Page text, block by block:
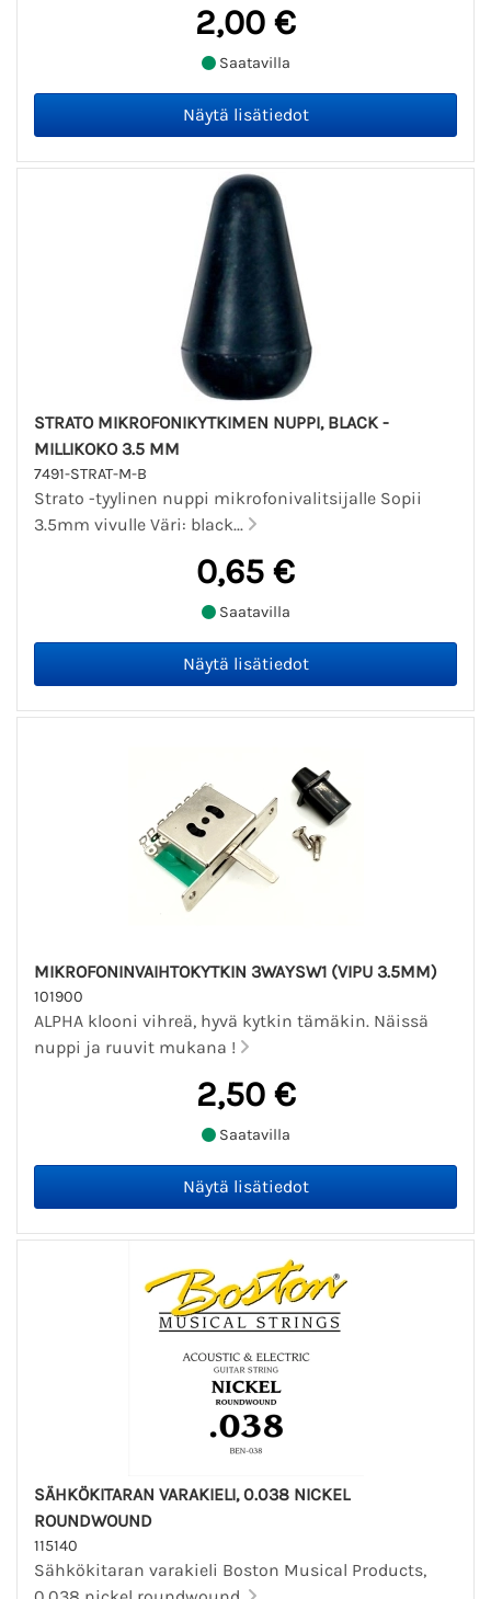
2,00 €
Saatavilla
STRATO MIKROFONIKYTKIMEN NUPPI, BLACK -
MILLIKOKO 3.5 MM
7491-STRAT-M-B
Strato -tyylinen nuppi mikrofonivalitsijalle Sopii
3.5mm vivulle Väri: black...
0,65 €
Saatavilla
MIKROFONINVAIHTOKYTKIN 3WAYSW1 (VIPU 3.5MM)
101900
ALPHA klooni vihreä, hyvä kytkin tämäkin. Näissä
nuppi ja ruuvit mukana !
2,50 €
Saatavilla
SÄHKÖKITARAN VARAKIELI, 0.038 NICKEL
ROUNDWOUND
115140
Sähkökitaran varakieli Boston Musical Products,